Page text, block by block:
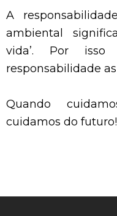
A
ambiental
vida’. Por
responsabilidade
Quando
cuidamos do futuro!